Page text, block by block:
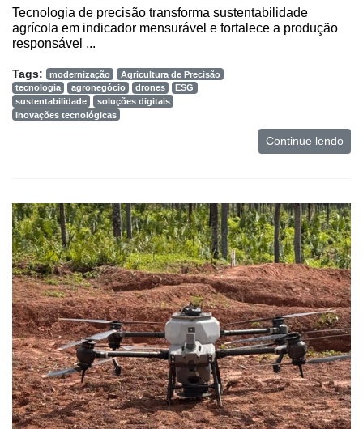
Tecnologia de precisão transforma sustentabilidade
agrícola em indicador mensurável e fortalece a produção
responsável ...
Tags: modernização
Agricultura de Precisão
tecnologia
agronegócio drones
ESG
sustentabilidade
soluções digitais
Inovações tecnológicas
Continue lendo